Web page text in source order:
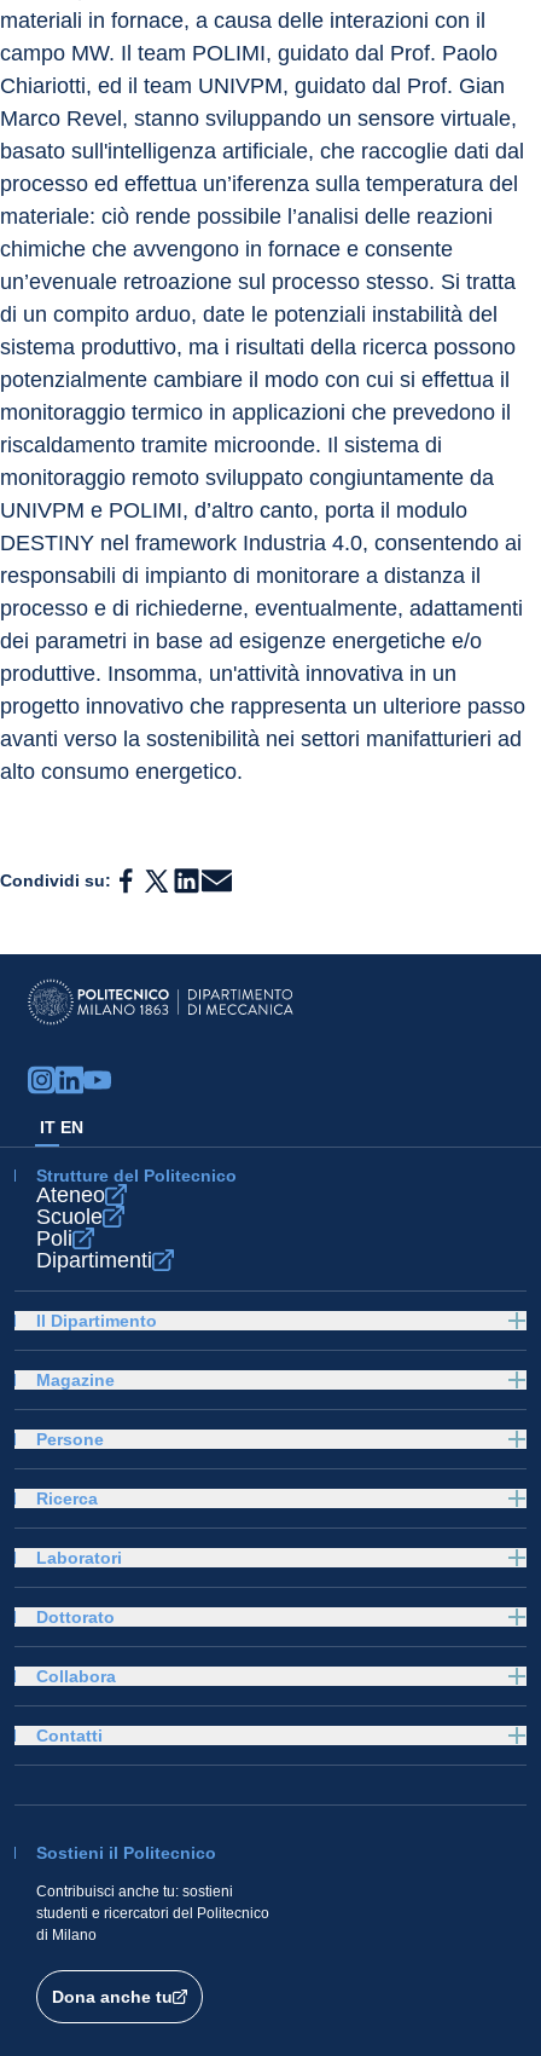
materiali in fornace, a causa delle interazioni con il
campo MW. Il team POLIMI, guidato dal Prof. Paolo
Chiariotti, ed il team UNIVPM, guidato dal Prof. Gian
Marco Revel, stanno sviluppando un sensore virtuale,
basato sull'intelligenza artificiale, che raccoglie dati dal
processo ed effettua un’iferenza sulla temperatura del
materiale: ciò rende possibile l’analisi delle reazioni
chimiche che avvengono in fornace e consente
un’evenuale retroazione sul processo stesso. Si tratta
di un compito arduo, date le potenziali instabilità del
sistema produttivo, ma i risultati della ricerca possono
potenzialmente cambiare il modo con cui si effettua il
monitoraggio termico in applicazioni che prevedono il
riscaldamento tramite microonde. Il sistema di
monitoraggio remoto sviluppato congiuntamente da
UNIVPM e POLIMI, d’altro canto, porta il modulo
DESTINY nel framework Industria 4.0, consentendo ai
responsabili di impianto di monitorare a distanza il
processo e di richiederne, eventualmente, adattamenti
dei parametri in base ad esigenze energetiche e/o
produttive. Insomma, un'attività innovativa in un
progetto innovativo che rappresenta un ulteriore passo
avanti verso la sostenibilità nei settori manifatturieri ad
alto consumo energetico.
Condividi su:
IT EN
Strutture del Politecnico
Ateneo
Scuole
Poli
Dipartimenti
Il Dipartimento
Magazine
Persone
Ricerca
Laboratori
Dottorato
Collabora
Sostieni il Politecnico
Contribuisci anche tu: sostieni
studenti e ricercatori del Politecnico
di Milano
Dona anche tu
Contatti